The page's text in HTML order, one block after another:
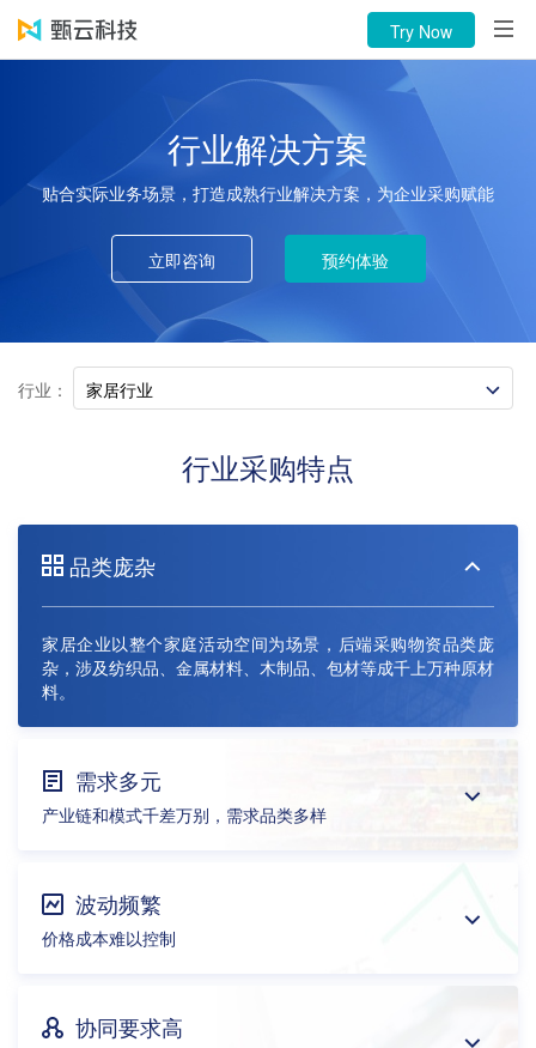
Products
Try Now
Phone Call：400-116-0808
Try Now
行业解决方案
贴合实际业务场景，打造成熟行业解决方案，为企业采购赋能
立即咨询 预约体验
行业： 家居行业
行业采购特点
品类庞杂
家居企业以整个家庭活动空间为场景，后端采购物资品类庞
杂，涉及纺织品、金属材料、木制品、包材等成千上万种原材
料。
需求多元
产业链和模式千差万别，需求品类多样
波动频繁
价格成本难以控制
协同要求高